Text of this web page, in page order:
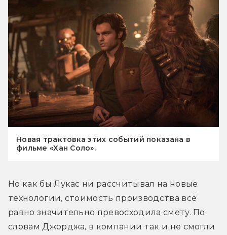
Новая трактовка этих событий показана в
фильме «Хан Соло».
Но как бы Лукас ни рассчитывал на новые
технологии, стоимость производства всё
равно значительно превосходила смету. По
словам Джорджа, в компании так и не смогли